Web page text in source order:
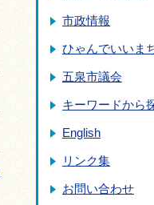
市政情報
ひゃんでいいま
五泉市議会
キーワードから
English
リンク集
お問い合わせ